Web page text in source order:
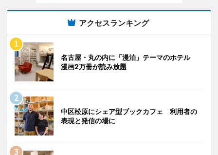
アクセスランキング
名古屋・丸の内に「漫泊」テーマのホテル
漫画2万冊が読み放題
中区松原にシェア型ブックカフェ 利用者の
表現と発信の場に